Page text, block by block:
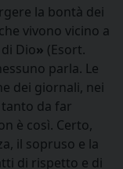
la bontà dei
vivono vicino a
Dio» (Esort.
parla. Le
dei giornali, nei
da far
è così. Certo,
il sopruso e la
di rispetto e di